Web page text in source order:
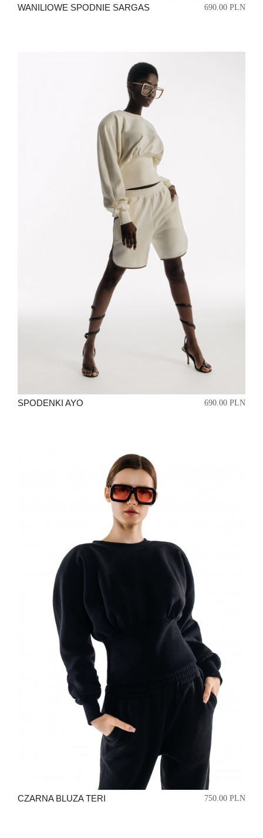
690.00 PLN
WANILIOWE SPODNIE SARGAS
690.00 PLN
SPODENKI AYO
750.00 PLN
CZARNA BLUZA TERI